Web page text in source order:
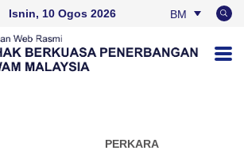
Isnin, 10 Ogos 2026
BM
PERKARA